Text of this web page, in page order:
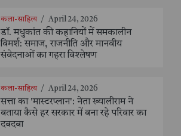
कला-साहित्य / April 24, 2026
डॉ. मधुकांत की कहानियों में समकालीन
विमर्श: समाज, राजनीति और मानवीय
संवेदनाओं का गहरा विश्लेषण
कला-साहित्य / April 24, 2026
सत्ता का 'मास्टरप्लान': नेता ख्यालीराम ने
बताया कैसे हर सरकार में बना रहे परिवार का
दबदबा